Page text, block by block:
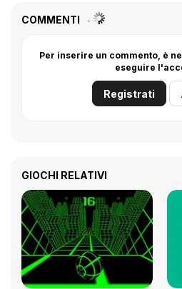
COMMENTI
Per inserire un commento, è
eseguire
Registrati
GIOCHI RELATIVI